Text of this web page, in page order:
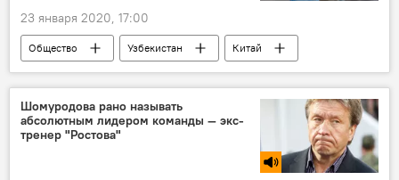
23 января 2020, 17:00
Общество Узбекистан
Китай
Минздрав Узбекистана
здоровье
Коронавирус COVID-19
Вспышка нового типа коронавируса в Китае
Шомуродова рано называть
абсолютным лидером команды — экс-
тренер "Ростова"